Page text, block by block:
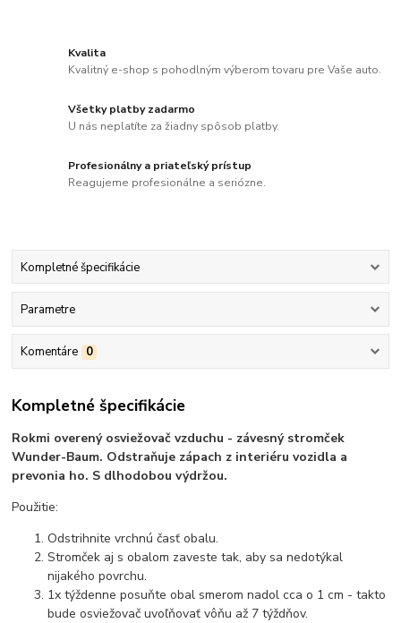
Kvalita
Kvalitný e-shop s pohodlným výberom tovaru pre Vaše auto.
Všetky platby zadarmo
U nás neplatíte za žiadny spôsob platby.
Profesionálny a priateľský prístup
Reagujeme profesionálne a seriózne.
Kompletné špecifikácie
Parametre
Komentáre 0
Kompletné špecifikácie
Rokmi overený osviežovač vzduchu - závesný stromček
Wunder-Baum. Odstraňuje zápach z interiéru vozidla a
prevonia ho. S dlhodobou výdržou.
Použitie:
Odstrihnite vrchnú časť obalu.
Stromček aj s obalom zaveste tak, aby sa nedotýkal
nijakého povrchu.
1x týždenne posuňte obal smerom nadol cca o 1 cm - takto
bude osviežovač uvoľňovať vôňu až 7 týždňov.